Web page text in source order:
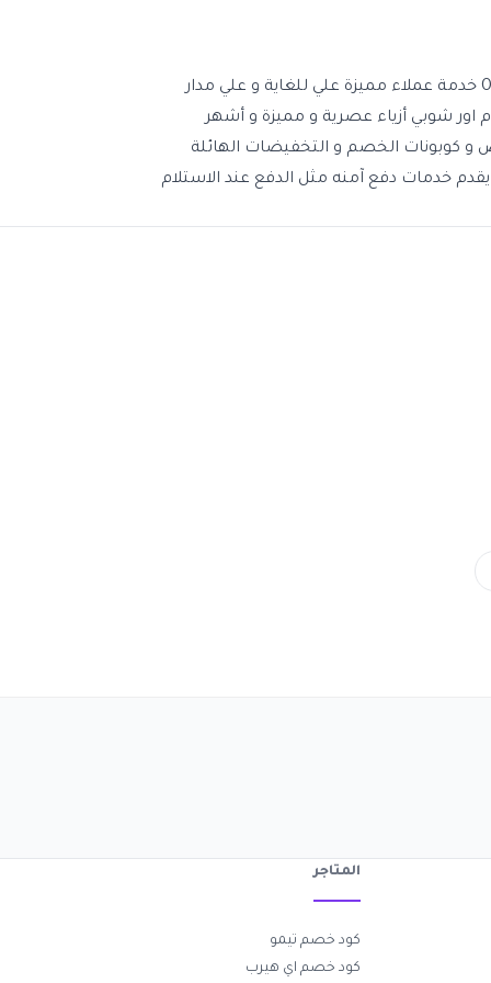
اور شوبي هو موقع تسوق اماراتى موثوق به و يتميز بتشكيلة هائلة من المنتجات و البراندات و العلامات التجارية العالمية و يقدم Our Shopee خدمة عملاء مميزة علي للغاية و علي مدار
شوبي أزياء عصرية و مميزة و أشهر
و كوبونات الخصم و التخفيضات الهائلة
خدمات دفع آمنه مثل الدفع عند الاستلام
المتاجر
كود خصم تيمو
كود خصم اي هيرب